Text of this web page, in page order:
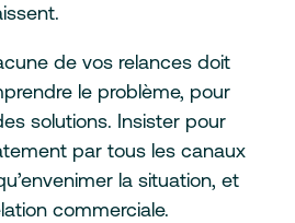
de vos relances doit
le problème, pour
solutions. Insister pour
par tous les canaux
la situation, et
commerciale.